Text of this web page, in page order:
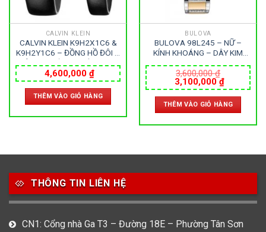
CALVIN KLEIN
CALVIN KLEIN K9H2X1C6 &
K9H2Y1C6 – ĐỒNG HỒ ĐÔI –
PIN – SIZE 43&32 MM – MÁY
THUỴ SỸ
4,600,000 ₫
THÊM VÀO GIỎ HÀNG
BULOVA
BULOVA 98L245 – NỮ –
KÍNH KHOÁNG – DÂY KIM
MÁY THỤY SỸ
3,600,000₫
Giá
gốc
là:
3,600,000 ₫.
3,100,000 ₫Giá
hiện
tại
là:
THÊM VÀO GIỎ HÀNG
₫.
THÔNG TIN LIÊN HỆ
CN1: Cổng nhà Ga T3 – Đường 18E – Phường Tân Sơn